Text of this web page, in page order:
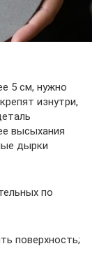
5 см, нужно
изнутри,
высыхания
дырки
по
поверхность;